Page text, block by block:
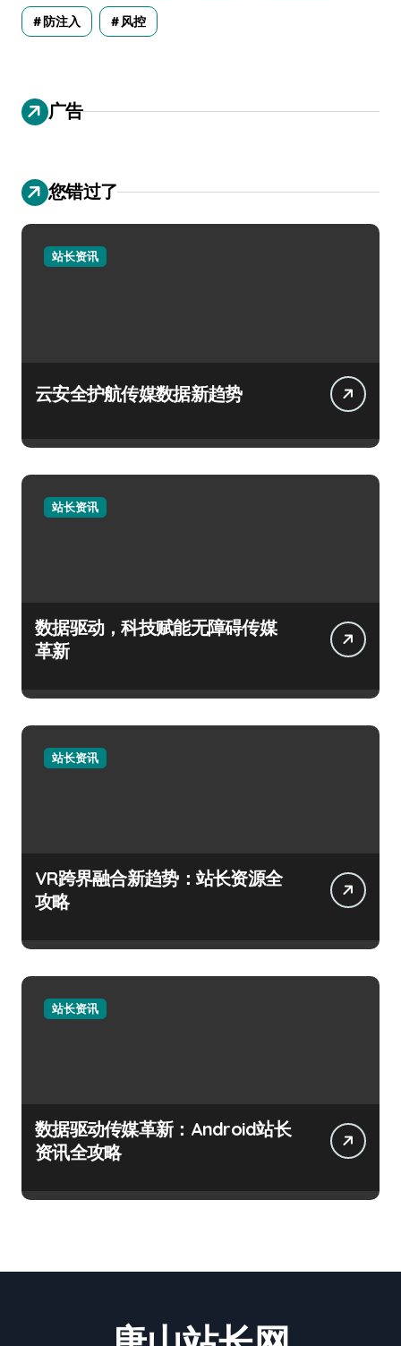
防注入 风控
广告
您错过了
站长资讯
云安全护航传媒数据新趋势
站长资讯
数据驱动，科技赋能无障碍传媒
革新
站长资讯
VR跨界融合新趋势：站长资源全
攻略
站长资讯
数据驱动传媒革新：Android站长
资讯全攻略